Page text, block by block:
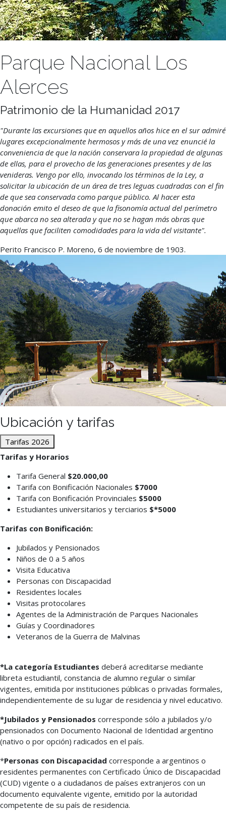
Parque Nacional Los
Alerces
Patrimonio de la Humanidad 2017
"Durante las excursiones que en aquellos años hice en el sur admiré
lugares excepcionalmente hermosos y más de una vez enuncié la
conveniencia de que la nación conservara la propiedad de algunas
de ellas, para el provecho de las generaciones presentes y de las
venideras. Vengo por ello, invocando los términos de la Ley, a
solicitar la ubicación de un área de tres leguas cuadradas con el fin
de que sea conservada como parque público. Al hacer esta
donación emito el deseo de que la fisonomía actual del perímetro
que abarca no sea alterada y que no se hagan más obras que
aquellas que faciliten comodidades para la vida del visitante".
Perito Francisco P. Moreno, 6 de noviembre de 1903.
Ubicación y tarifas
Tarifas 2026
Tarifas y Horarios
Tarifa General $20.000,00
Tarifa con Bonificación Nacionales $7000
Tarifa con Bonificación Provinciales $5000
Estudiantes universitarios y terciarios $*5000
Tarifas con Bonificación:
Jubilados y Pensionados
Niños de 0 a 5 años
Visita Educativa
Personas con Discapacidad
Residentes locales
Visitas protocolares
Agentes de la Administración de Parques Nacionales
Guías y Coordinadores
Veteranos de la Guerra de Malvinas
*La categoría Estudiantes deberá acreditarse mediante
libreta estudiantil, constancia de alumno regular o similar
vigentes, emitida por instituciones públicas o privadas formales,
independientemente de su lugar de residencia y nivel educativo.
*Jubilados y Pensionados corresponde sólo a jubilados y/o
pensionados con Documento Nacional de Identidad argentino
(nativo o por opción) radicados en el país.
*Personas con Discapacidad corresponde a argentinos o
residentes permanentes con Certificado Único de Discapacidad
(CUD) vigente o a ciudadanos de países extranjeros con un
documento equivalente vigente, emitido por la autoridad
competente de su país de residencia.